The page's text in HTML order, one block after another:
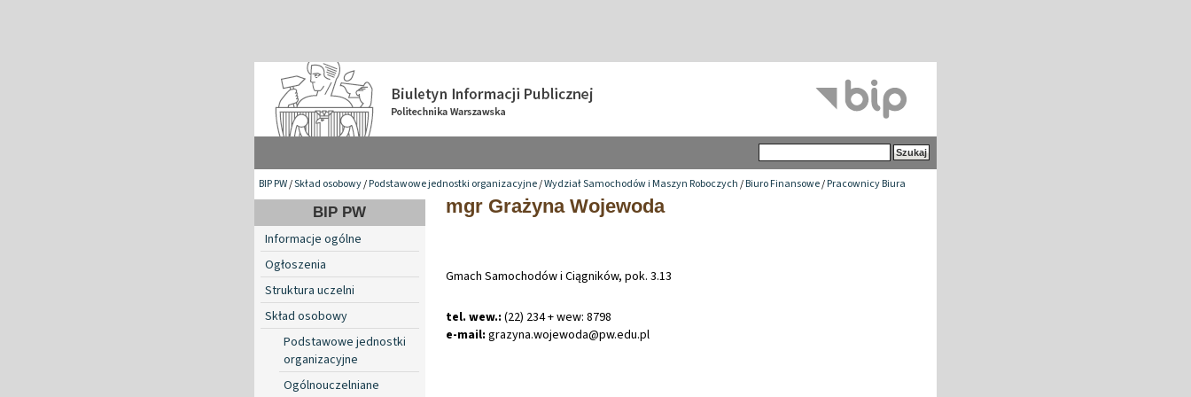
BIP PW/Skład osobowy/Podstawowe jednostki organizacyjne/Wydział Samochodów i Maszyn Roboczych/Biuro Finansowe/Pracownicy Biura
BIP PW
Informacje ogólne
Ogłoszenia
Struktura uczelni
Skład osobowy
Podstawowe jednostki
organizacyjne
Ogólnouczelniane
mgr Grażyna Wojewoda
Gmach Samochodów i Ciągników, pok. 3.13
tel. wew.: (22) 234 + wew: 8798
e-mail: grazyna.wojewoda@pw.edu.pl